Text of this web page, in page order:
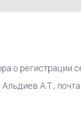
о регистрации
А.Т.; почта